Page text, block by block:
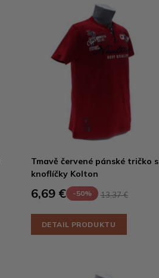
Tmavě červené pánské tričko s
knoflíčky Kolton
6,69 € -50% 13,37 €
DETAIL PRODUKTU